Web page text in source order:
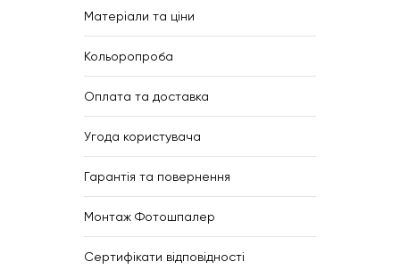
Матеріали та ціни
Кольоропроба
Оплата та доставка
Угода користувача
Гарантія та повернення
Монтаж Фотошпалер
Сертифікати відповідності